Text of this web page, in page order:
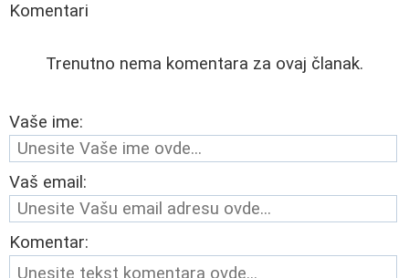
Komentari
Trenutno nema komentara za ovaj članak.
Vaše ime:
Vaš email:
Komentar: